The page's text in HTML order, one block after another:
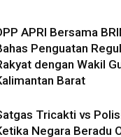
APRI Bersama
Penguatan
dengan Wakil
Barat
Tricakti vs
Negara Beradu